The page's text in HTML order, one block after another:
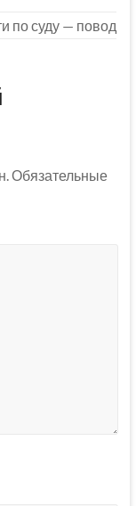
по суду — повод
Обязательные